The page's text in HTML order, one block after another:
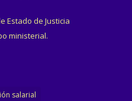
Estado de Justicia
ministerial.
salarial